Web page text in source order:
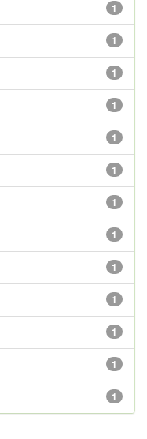
1
1
1
1
1
1
1
1
1
1
1
1
1